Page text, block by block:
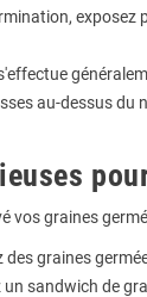
au-dessus du
vos graines
des graines
sandwich de